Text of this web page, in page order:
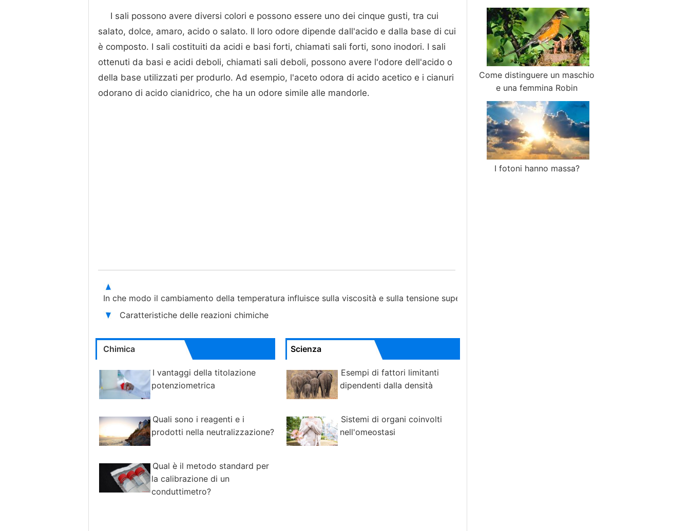
I sali possono avere diversi colori e possono essere uno dei cinque gusti, tra cui
salato, dolce, amaro, acido o salato. Il loro odore dipende dall'acido e dalla base di cui
è composto. I sali costituiti da acidi e basi forti, chiamati sali forti, sono inodori. I sali
ottenuti da basi e acidi deboli, chiamati sali deboli, possono avere l'odore dell'acido o
della base utilizzati per produrlo. Ad esempio, l'aceto odora di acido acetico e i cianuri
odorano di acido cianidrico, che ha un odore simile alle mandorle.
In che modo il cambiamento della temperatura influisce sulla viscosità e sulla tensione superficiale di un liquido?
Caratteristiche delle reazioni chimiche
Chimica
I vantaggi della titolazione
potenziometrica
Quali sono i reagenti e i
prodotti nella neutralizzazione?
Qual è il metodo standard per
la calibrazione di un
conduttimetro?
Scienza
Esempi di fattori limitanti
dipendenti dalla densità
Sistemi di organi coinvolti
nell'omeostasi
Come distinguere un maschio
e una femmina Robin
I fotoni hanno massa?